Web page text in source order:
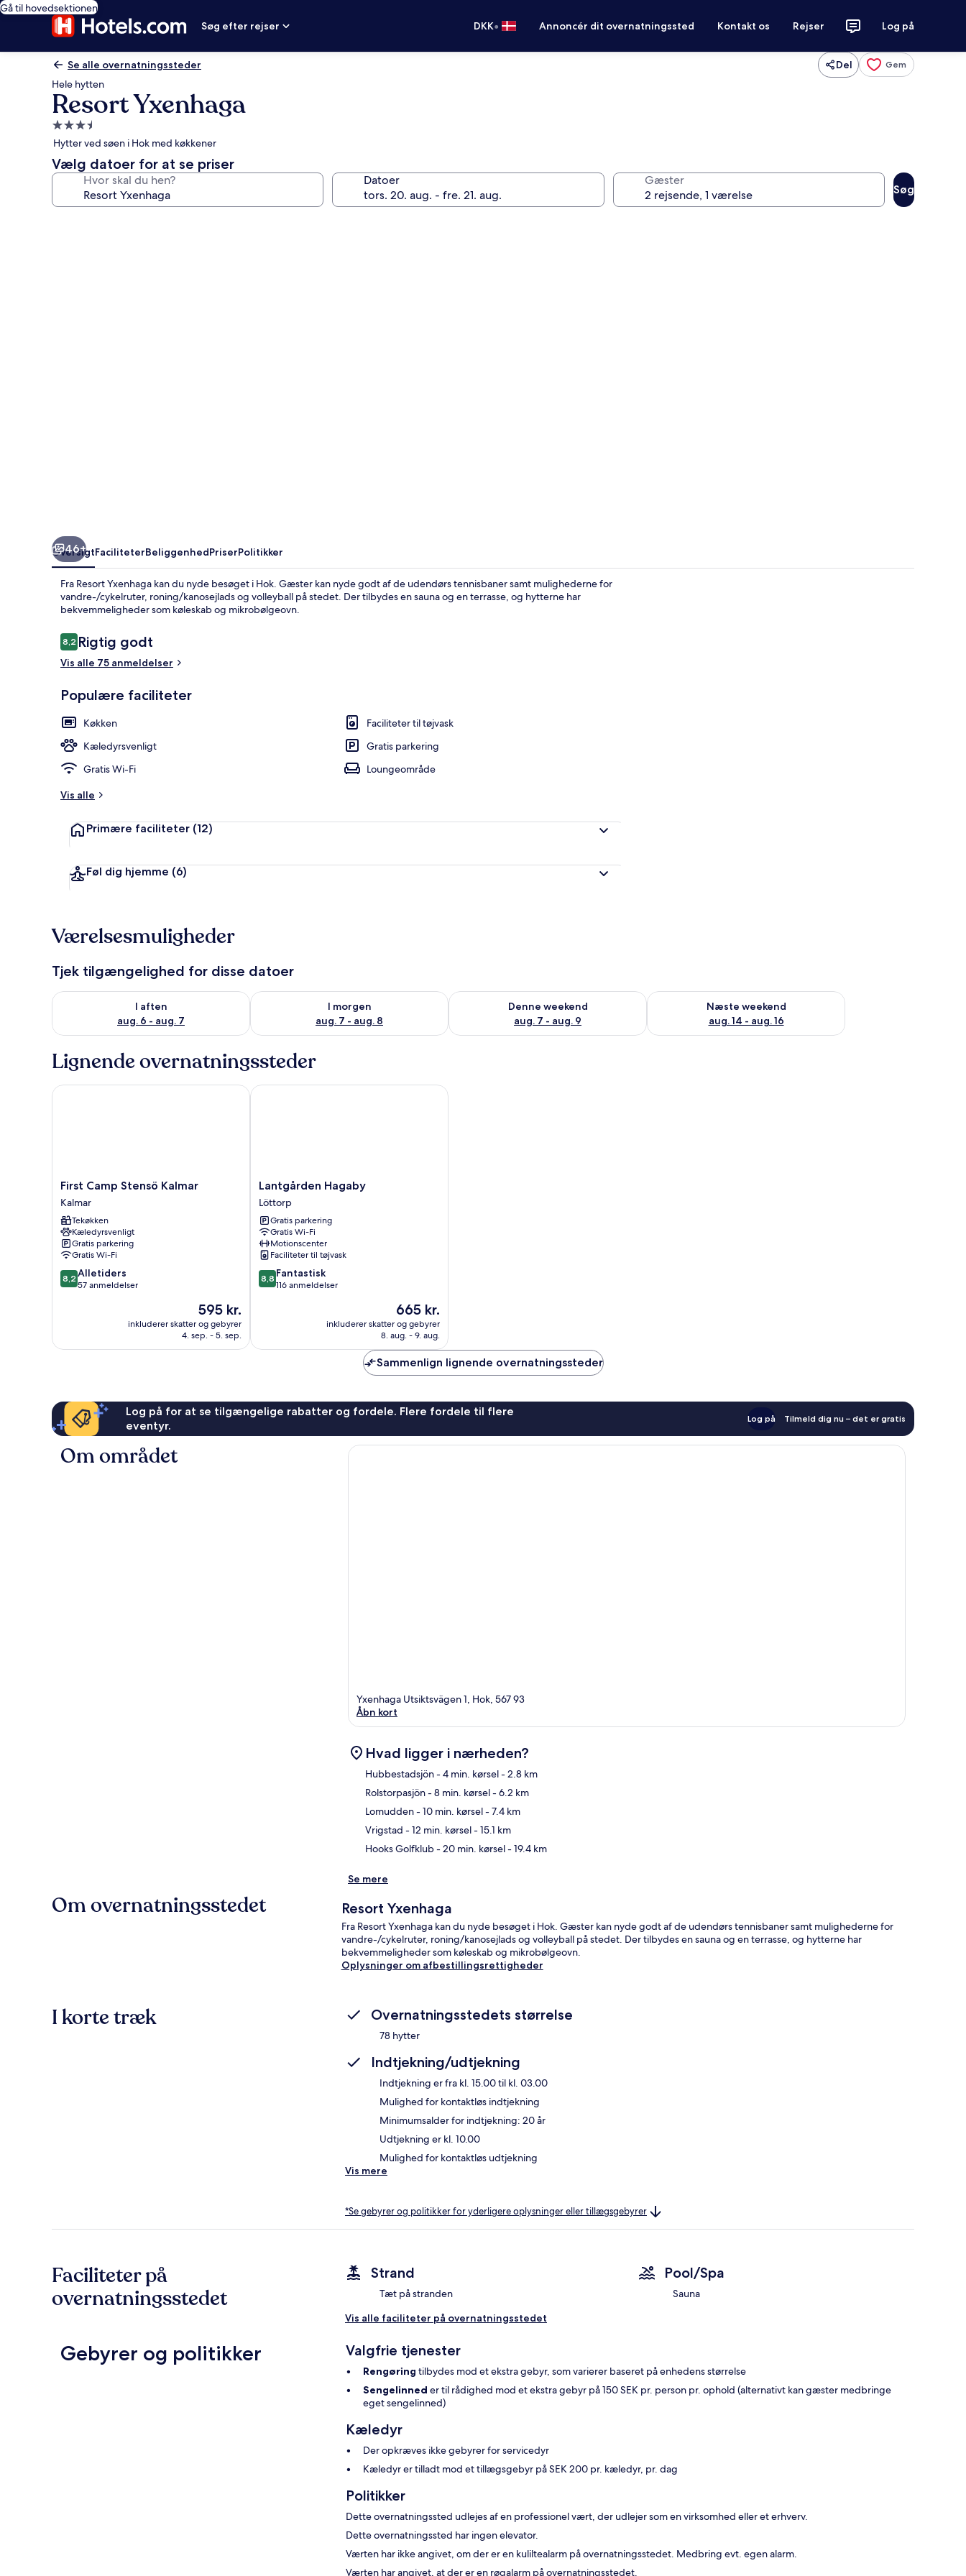
Gå til hovedsektionen
Søg efter rejser
DKK• Annoncér dit overnatningssted Kontakt os Rejser Log på
Se alle overnatningssteder Del Gem
Hele hytten
Resort Yxenhaga
3.5-
stjernet
overnatningssted
Hytter ved søen i Hok med køkkener
Vælg datoer for at se priser
Hvor skal du hen? Datoer Gæster
Søg
46+
OversigtFaciliteterBeliggenhedPriserPolitikker
Fra Resort Yxenhaga kan du nyde besøget i Hok. Gæster kan nyde godt af de udendørs tennisbaner samt mulighederne for
vandre-/cykelruter, roning/kanosejlads og volleyball på stedet. Der tilbydes en sauna og en terrasse, og hytterne har
bekvemmeligheder som køleskab og mikrobølgeovn.
Anmeldelser
8,28,2 ud af 10.
Rigtig godt
Vis alle 75 anmeldelser
Populære faciliteter
Køkken
Faciliteter til tøjvask
Kæledyrsvenligt
Gratis parkering
Gratis Wi-Fi
Loungeområde
Vis alle
Primære faciliteter (12)
Føl dig hjemme (6)
Værelsesmuligheder
Tjek tilgængelighed for disse datoer
I aften
aug. 6 - aug. 7
Tjek tilgængelighed for i aften aug. 6 - aug. 7
I morgen
aug. 7 - aug. 8
Tjek tilgængelighed for i morgen aug. 7 - aug. 8
Denne weekend
aug. 7 - aug. 9
Tjek tilgængelighed for denne weekend aug. 7 - aug. 9
Næste weekend
aug. 14 - aug. 16
Tjek tilgængelighed for næste weekend aug. 14 - aug. 16
Lignende overnatningssteder
First
Camp
Stensö
Kalmar
Kalmar
First Camp Stensö Kalmar
Kalmar
Tekøkken
Kæledyrsvenligt
Gratis parkering
Gratis Wi-Fi
8.2
ud
anmeldelser
8,2 Alletiders
57 anmeldelser
Prisen
er
595 kr.
595 kr.
inkluderer skatter og gebyrer
4. sep. - 5. sep.
First Camp Stensö Kalmar
Lantgården
Hagaby
Löttorp
Lantgården Hagaby
Löttorp
Gratis parkering
Gratis Wi-Fi
Motionscenter
Faciliteter til tøjvask
8.8
ud
anmeldelser
8,8 Fantastisk
116 anmeldelser
Prisen
er
665 kr.
665 kr.
inkluderer skatter og gebyrer
8. aug. - 9. aug.
Lantgården Hagaby
Sammenlign lignende overnatningssteder
Log på for at se tilgængelige rabatter og fordele. Flere fordele til flere
eventyr.
Log på Tilmeld dig nu – det er gratis
Om området
Yxenhaga Utsiktsvägen 1, Hok, 567 93
Åbn kort
Hvad ligger i nærheden?
Hubbestadsjön- 4 min. kørsel- 2.8 km
Rolstorpasjön- 8 min. kørsel- 6.2 km
Lomudden- 10 min. kørsel- 7.4 km
Vrigstad - 12 min. kørsel- 15.1 km
Hooks Golfklub- 20 min. kørsel- 19.4 km
Se mere
Om overnatningsstedet Resort Yxenhaga
Fra Resort Yxenhaga kan du nyde besøget i Hok. Gæster kan nyde godt af de udendørs tennisbaner samt mulighederne for
vandre-/cykelruter, roning/kanosejlads og volleyball på stedet. Der tilbydes en sauna og en terrasse, og hytterne har
bekvemmeligheder som køleskab og mikrobølgeovn.
Oplysninger om afbestillingsrettigheder
I korte træk Overnatningsstedets størrelse
78 hytter
Indtjekning/udtjekning
Indtjekning er fra kl. 15.00 til kl. 03.00
Mulighed for kontaktløs indtjekning
Minimumsalder for indtjekning: 20 år
Udtjekning er kl. 10.00
Mulighed for kontaktløs udtjekning
Vis mere
*Se gebyrer og politikker for yderligere oplysninger eller tillægsgebyrer
Faciliteter på
overnatningsstedet
Strand
Tæt på stranden
Pool/Spa
Sauna
Vis alle faciliteter på overnatningsstedet
Gebyrer og politikker Valgfrie tjenester
Rengøring tilbydes mod et ekstra gebyr, som varierer baseret på enhedens størrelse
Sengelinned er til rådighed mod et ekstra gebyr på 150 SEK pr. person pr. ophold (alternativt kan gæster medbringe
eget sengelinned)
Kæledyr
Der opkræves ikke gebyrer for servicedyr
Kæledyr er tilladt mod et tillægsgebyr på SEK 200 pr. kæledyr, pr. dag
Politikker
Dette overnatningssted udlejes af en professionel vært, der udlejer som en virksomhed eller et erhverv.
Dette overnatningssted har ingen elevator.
Værten har ikke angivet, om der er en kuliltealarm på overnatningsstedet. Medbring evt. egen alarm.
Værten har angivet, at der er en røgalarm på overnatningsstedet.